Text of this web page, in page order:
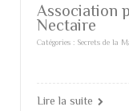
Association
Nectaire
Catégories : Secrets de la
Lire la suite